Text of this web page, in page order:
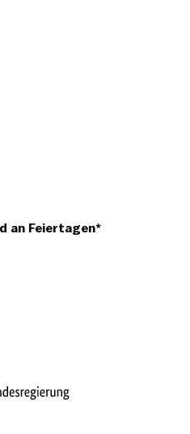
Kunsthistorisches Institut der
Kunsthistorisches Institut der
an Feiertagen*